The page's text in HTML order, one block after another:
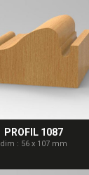
PROFIL 1087
dim : 56 x 107 mm